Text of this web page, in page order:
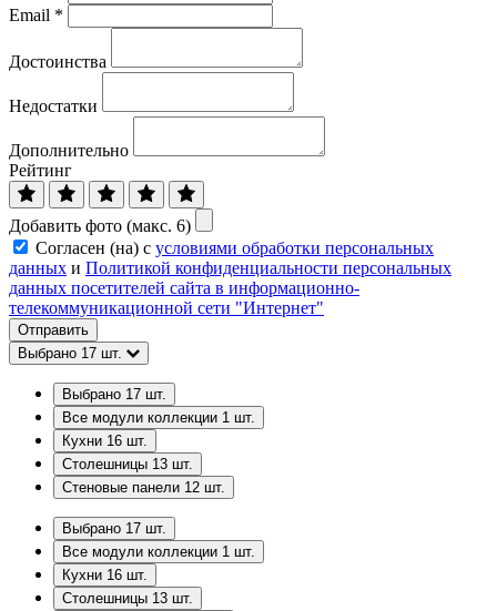
Email *
Достоинства
Недостатки
Дополнительно
Рейтинг
Добавить фото (макс. 6)
Согласен (на) с условиями обработки персональных
данных и Политикой конфиденциальности персональных
данных посетителей сайта в информационно-
телекоммуникационной сети "Интернет"
Отправить
Выбрано 17 шт.
Выбрано 17 шт.
Все модули коллекции 1 шт.
Кухни 16 шт.
Столешницы 13 шт.
Стеновые панели 12 шт.
Выбрано 17 шт.
Все модули коллекции 1 шт.
Кухни 16 шт.
Столешницы 13 шт.